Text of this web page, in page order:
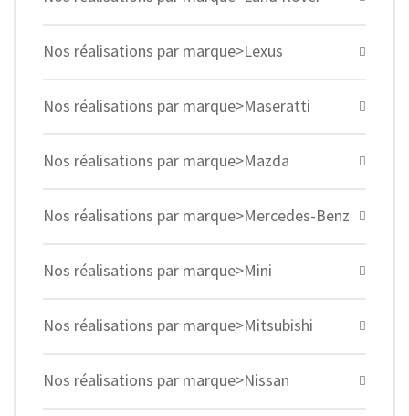
Nos réalisations par marque>Lexus
Nos réalisations par marque>Maseratti
Nos réalisations par marque>Mazda
Nos réalisations par marque>Mercedes-Benz
Nos réalisations par marque>Mini
Nos réalisations par marque>Mitsubishi
Nos réalisations par marque>Nissan